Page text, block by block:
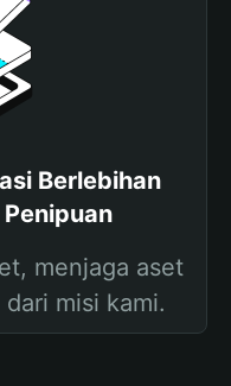
Berlebihan
menjaga aset
misi kami.